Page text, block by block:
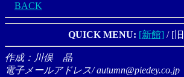
BACK
QUICK MENU: [新館] / [
作成：川俣 晶
電子メールアドレス/ autumn@piedey.co.jp